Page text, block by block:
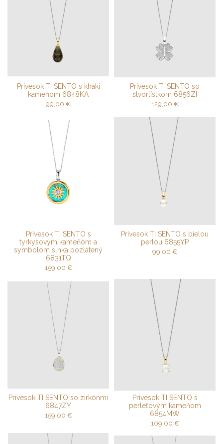
Prívesok TI SENTO s khaki
kameňom 6848KA
99,00 €
Prívesok TI SENTO so
štvorlístkom 6856ZI
129,00 €
Prívesok TI SENTO s
tyrkysovým kameňom a
symbolom slnka pozlátený
6831TQ
159,00 €
Prívesok TI SENTO s bielou
perlou 6855YP
99,00 €
Prívesok TI SENTO so zirkónmi
6847ZY
159,00 €
Prívesok TI SENTO s
perleťovým kameňom
6854MW
109,00 €